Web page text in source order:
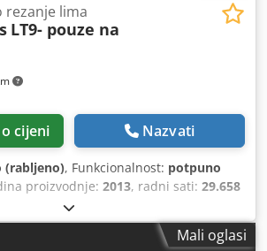
rezanje lima
LT9- pouze na
cijeni Nazvati
(rabljeno), Funkcionalnost: potpuno
proizvodnje: 2013, radni sati: 29.658
CNC upravljanje
, tip pogona:električni,
, model upravljača:Mali oglasi